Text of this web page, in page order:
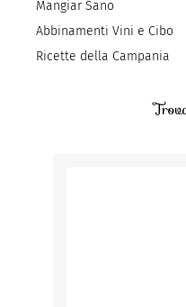
Mangiar Sano
Abbinamenti Vini e Cibo
Ricette della Campania